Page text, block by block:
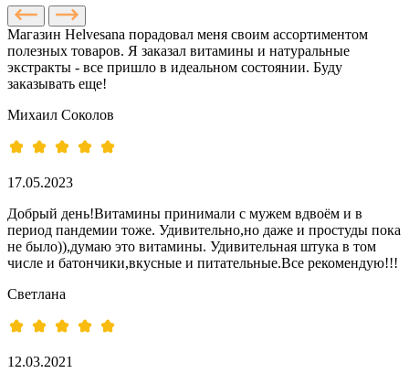
Магазин Helvesana порадовал меня своим ассортиментом
полезных товаров. Я заказал витамины и натуральные
экстракты - все пришло в идеальном состоянии. Буду
заказывать еще!
Михаил Соколов
17.05.2023
Добрый день!Витамины принимали с мужем вдвоём и в
период пандемии тоже. Удивительно,но даже и простуды пока
не было)),думаю это витамины. Удивительная штука в том
числе и батончики,вкусные и питательные.Все рекомендую!!!
Светлана
12.03.2021